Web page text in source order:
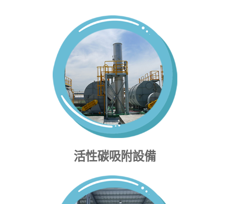
活性碳吸附設備